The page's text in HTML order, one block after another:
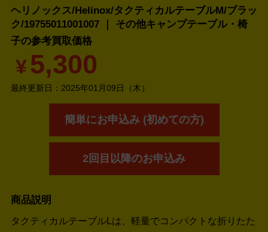
ヘリノックス/Helinox/タクティカルテーブルM/ブラッ
ク/19755011001007 ｜ その他キャンプテーブル・椅
子の参考買取価格
¥5,300
最終更新日： 2025年01月09日（木）
簡単にお申込み (初めての方)
2回目以降のお申込み
商品説明
タクティカルテーブルLは、軽量でコンパクトな折りたた